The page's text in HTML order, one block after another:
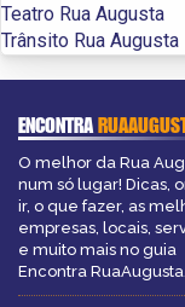
Teatro Rua Augusta
Trânsito Rua Augusta
ENCONTRA
O melhor da Rua
num só lugar! Dicas,
ir, o que fazer, as
empresas, locais,
e muito mais no guia
Encontra RuaAugusta.